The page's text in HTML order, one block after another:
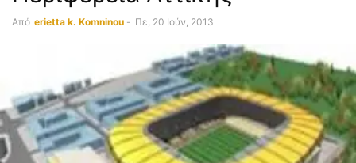
Από erietta k. Komninou - Πε, 20 Ιούν, 2013